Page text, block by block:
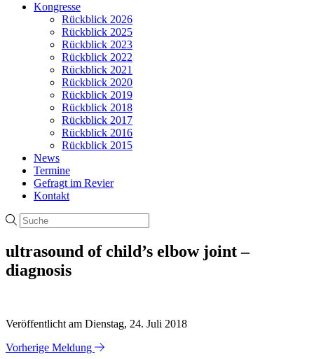
Kongresse
Rückblick 2026
Rückblick 2025
Rückblick 2023
Rückblick 2022
Rückblick 2021
Rückblick 2020
Rückblick 2019
Rückblick 2018
Rückblick 2017
Rückblick 2016
Rückblick 2015
News
Termine
Gefragt im Revier
Kontakt
ultrasound of child’s elbow joint –
diagnosis
Veröffentlicht am Dienstag, 24. Juli 2018
Vorherige Meldung